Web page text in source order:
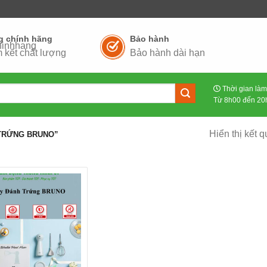
chính hãng
kết chất lượng
Bảo hành
Bảo hành dài hạn
Thời gian
Từ 8h00 đến
BRUNO” Hiển thị kết